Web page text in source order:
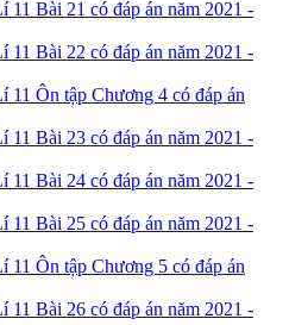
11 Bài 21 có đáp án năm 2021 -
11 Bài 22 có đáp án năm 2021 -
11 Ôn tập Chương 4 có đáp án
11 Bài 23 có đáp án năm 2021 -
11 Bài 24 có đáp án năm 2021 -
11 Bài 25 có đáp án năm 2021 -
11 Ôn tập Chương 5 có đáp án
11 Bài 26 có đáp án năm 2021 -